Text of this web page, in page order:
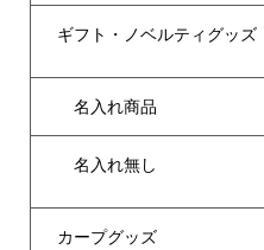
ギフト・ノベルティグッズ
名入れ商品
名入れ無し
カープグッズ